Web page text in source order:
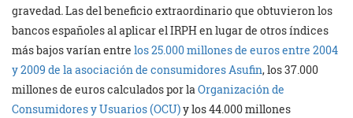
gravedad.Las del beneficio extraordinario que obtuvieron los
bancos españoles al aplicar el IRPH en lugar de otros índices
más bajos varían entre los 25.000 millones de euros entre 2004
y 2009 de la asociación de consumidores Asufin, los 37.000
millones de euros calculados por laOrganización de
Consumidores y Usuarios (OCU)y los 44.000 millones